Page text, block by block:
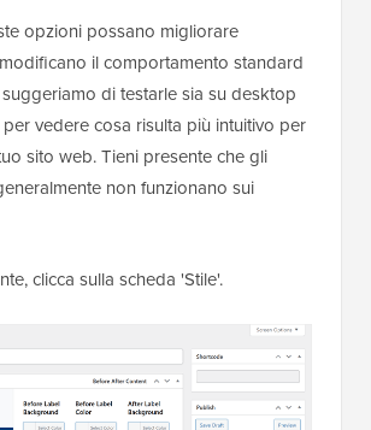
opzioni possano migliorare
il comportamento standard
di testarle sia su desktop
vedere cosa risulta più intuitivo per
sito web. Tieni presente che gli
non funzionano sui
clicca sulla scheda 'Stile'.